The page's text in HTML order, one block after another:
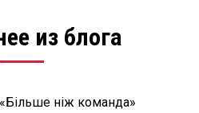
из блога
ніж команда»